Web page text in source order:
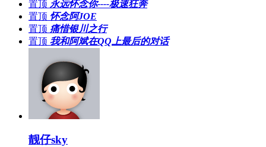
置顶 永远怀念你----极速狂奔
置顶 怀念阿JOE
置顶 痛惜银川之行
置顶 我和阿斌在QQ上最后的对话
靓仔sky